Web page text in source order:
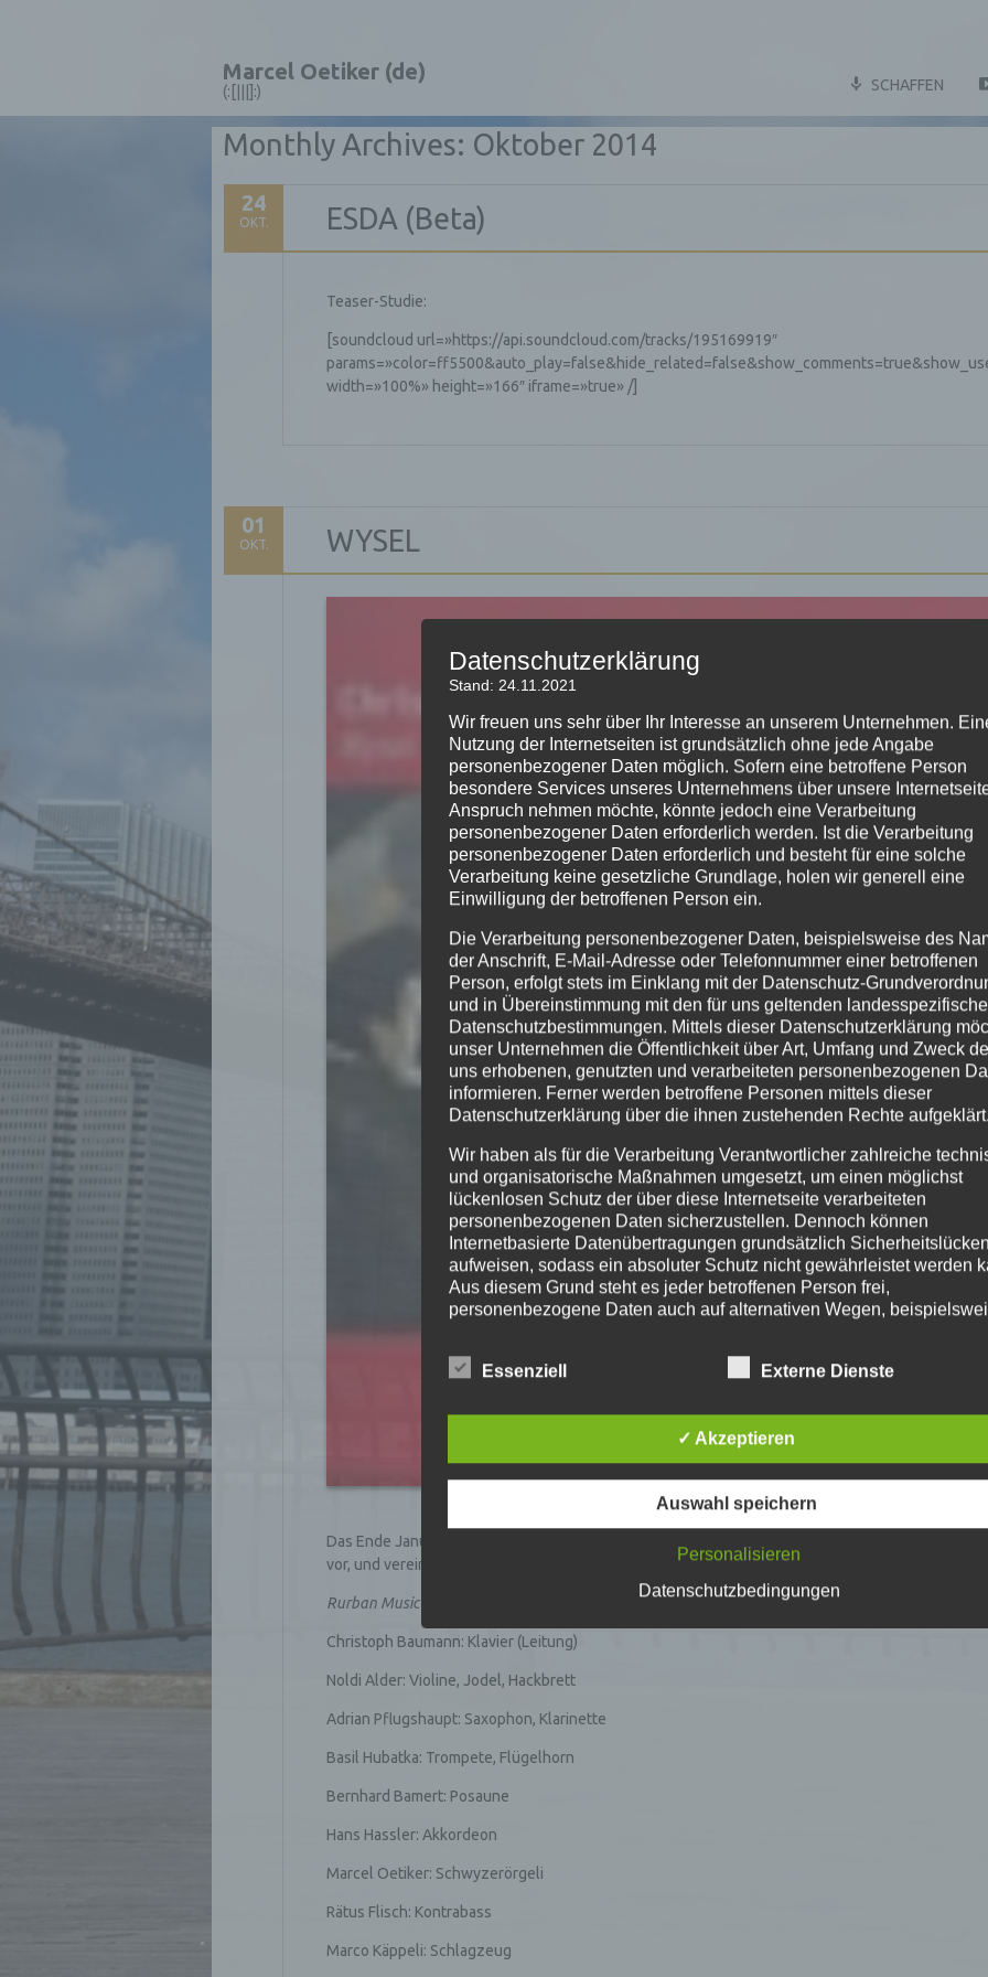
Marcel Oetiker (de)
(:[|||]:) SCHAFFEN
Monthly Archives: Oktober 2014
24
OKT. ESDA (Beta)
Teaser-Studie:
[soundcloud url=»https://api.soundcloud.com/tracks/195169919″
width=»100%» height=»166″ iframe=»true» /]
01
OKT. WYSEL
Das Ende Januar 2012 in Altdorf erfolgreich uraufgeführte Musiktheater
vor, und vereint die vielschichtige Komposition mit den illustren Solisten aus den verschiedensten
Rurban Music Ensemble
Christoph Baumann: Klavier (Leitung)
Noldi Alder: Violine, Jodel, Hackbrett
Adrian Pflugshaupt: Saxophon, Klarinette
Basil Hubatka: Trompete, Flügelhorn
Bernhard Bamert: Posaune
Hans Hassler: Akkordeon
Marcel Oetiker: Schwyzerörgeli
Rätus Flisch: Kontrabass
Marco Käppeli: Schlagzeug
Datenschutzerklärung
Stand: 24.11.2021
Wir freuen uns sehr über Ihr Interesse an unserem Unternehmen.
Nutzung der Internetseiten ist grundsätzlich ohne jede Angabe
personenbezogener Daten möglich. Sofern eine betroffene Person
besondere Services unseres Unternehmens über unsere
Anspruch nehmen möchte, könnte jedoch eine Verarbeitung
personenbezogener Daten erforderlich werden. Ist die Verarbeitung
personenbezogener Daten erforderlich und besteht für eine solche
Verarbeitung keine gesetzliche Grundlage, holen wir generell eine
Einwilligung der betroffenen Person ein.
Die Verarbeitung personenbezogener Daten, beispielsweise des
der Anschrift, E-Mail-Adresse oder Telefonnummer einer betroffenen
Person, erfolgt stets im Einklang mit der Datenschutz-
und in Übereinstimmung mit den für uns geltenden
Datenschutzbestimmungen. Mittels dieser Datenschutzerklärung
unser Unternehmen die Öffentlichkeit über Art, Umfang und Zweck
uns erhobenen, genutzten und verarbeiteten personenbezogenen
informieren. Ferner werden betroffene Personen mittels dieser
Datenschutzerklärung über die ihnen zustehenden Rechte aufgeklärt.
Wir haben als für die Verarbeitung Verantwortlicher zahlreiche
und organisatorische Maßnahmen umgesetzt, um einen möglichst
lückenlosen Schutz der über diese Internetseite verarbeiteten
personenbezogenen Daten sicherzustellen. Dennoch können
Internetbasierte Datenübertragungen grundsätzlich Sicherheitslücken
aufweisen, sodass ein absoluter Schutz nicht gewährleistet werden
Aus diesem Grund steht es jeder betroffenen Person frei,
personenbezogene Daten auch auf alternativen Wegen,
Begriffsbestimmungen
Die Datenschutzerklärung beruht auf den Begrifflichkeiten, die durch den
Europäischen Richtlinien- und Verordnungsgeber beim Erlass der
Grundverordnung (DS-GVO) verwendet wurden. Unsere
sowohl für die Öffentlichkeit als auch für unsere Kunden und
einfach lesbar und verständlich sein. Um dies zu gewährleisten, möchten wir
die verwendeten Begrifflichkeiten erläutern.
a) personenbezogene Daten
Personenbezogene Daten sind alle Informationen, die sich auf eine
identifizierte oder identifizierbare natürliche Person (im Folgenden
„betroffene Person") beziehen. Als identifizierbar wird eine natürliche
angesehen, die direkt oder indirekt, insbesondere mittels Zuordnung
Kennung wie einem Namen, zu einer Kennnummer, zu Standortdaten,
Merkmalen, die Ausdruck der physischen, physiologischen,
natürlichen Person sind, identifiziert werden kann.
Betroffene Person ist jede identifizierte oder identifizierbare natürliche
Person, deren personenbezogene Daten von dem für die Verarbeitung
Essenziell Externe Dienste
✓ Akzeptieren
Auswahl speichern
Personalisieren
Datenschutzbedingungen